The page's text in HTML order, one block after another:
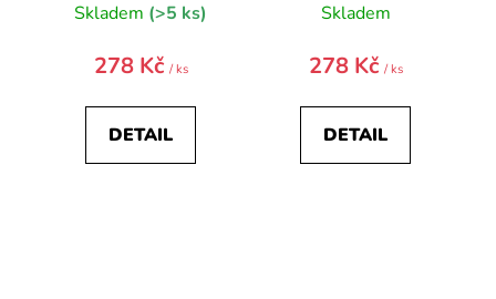
Skladem (>5 ks)
278 Kč / ks
DETAIL
Skladem
278 Kč / ks
DETAIL